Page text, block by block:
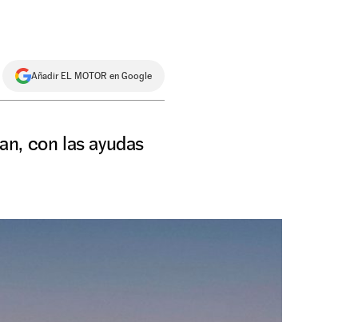
Añadir EL MOTOR en Google
con las ayudas